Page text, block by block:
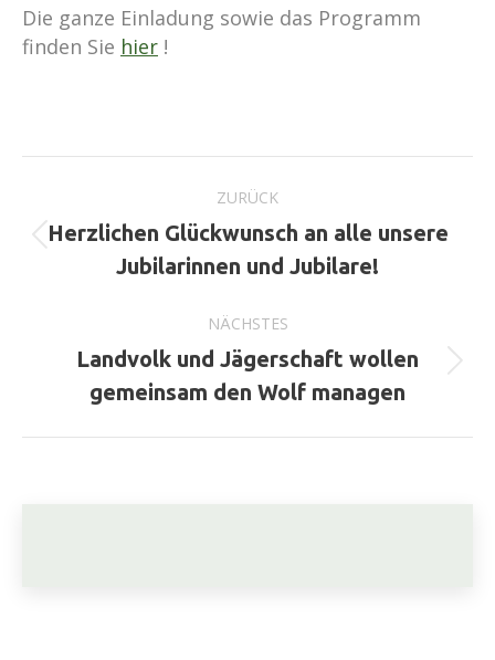
Die ganze Einladung sowie das Programm
finden Sie hier !
ZURÜCK
Vorheriger
Beitrag:
Herzlichen Glückwunsch an alle unsere
Jubilarinnen und Jubilare!
NÄCHSTES
Nächster
Beitrag:
Landvolk und Jägerschaft wollen
gemeinsam den Wolf managen